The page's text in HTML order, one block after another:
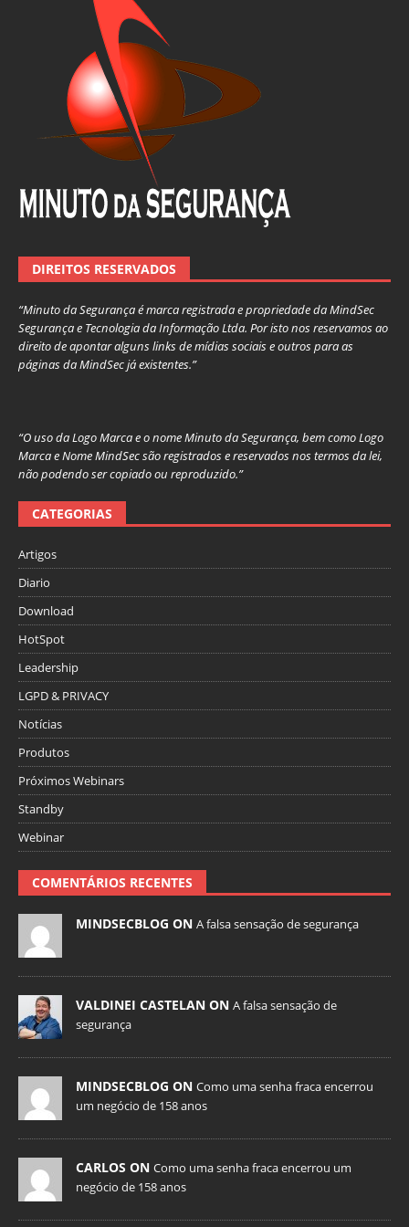
DIREITOS RESERVADOS
“Minuto da Segurança é marca registrada e propriedade da MindSec
Segurança e Tecnologia da Informação Ltda. Por isto nos reservamos ao
direito de apontar alguns links de mídias sociais e outros para as
páginas da MindSec já existentes.”
“O uso da Logo Marca e o nome Minuto da Segurança, bem como Logo
Marca e Nome MindSec são registrados e reservados nos termos da lei,
não podendo ser copiado ou reproduzido.”
CATEGORIAS
Artigos
Diario
Download
HotSpot
Leadership
LGPD & PRIVACY
Notícias
Produtos
Próximos Webinars
Standby
Webinar
COMENTÁRIOS RECENTES
MINDSECBLOG ON A falsa sensação de segurança
VALDINEI CASTELAN ON A falsa sensação de
segurança
MINDSECBLOG ON Como uma senha fraca encerrou
um negócio de 158 anos
CARLOS ON Como uma senha fraca encerrou um
negócio de 158 anos